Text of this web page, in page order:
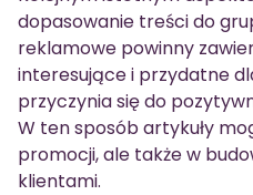
dopasowanie treści do
reklamowe powinny
interesujące i przydatne
przyczynia się do
W ten sposób artykuły
promocji, ale także w
klientami.